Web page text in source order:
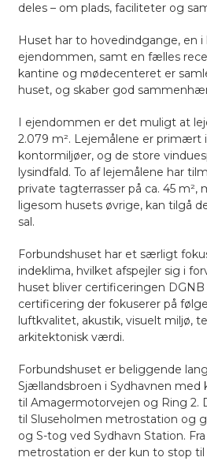
deles – om plads, faciliteter og
Huset har to hovedindgange, en i
ejendommen, samt en fælles
kantine og mødecenteret er
huset, og skaber god
I ejendommen er det muligt at
2.079 m². Lejemålene er
kontormiljøer, og de store
lysindfald. To af lejemålene har
private tagterrasser på ca. 45 m²,
ligesom husets øvrige, kan tilgå
sal.
Forbundshuset har et særligt
indeklima, hvilket afspejler sig i
huset bliver certificeringen
certificering der fokuserer på
luftkvalitet, akustik, visuelt miljø,
arkitektonisk værdi.
Forbundshuset er beliggende
Sjællandsbroen i Sydhavnen med
til Amagermotorvejen og Ring 2.
til Sluseholmen metrostation og
og S-tog ved Sydhavn Station.
metrostation er der kun to stop til